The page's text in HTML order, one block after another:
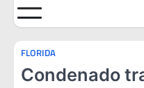
FLORIDA
Condenado